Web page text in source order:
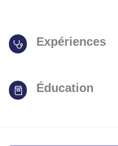
Expériences
Éducation